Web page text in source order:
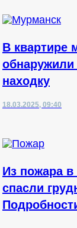
В квартире
обнаружили
находку
18.03.2025, 09:40
Из пожара
спасли